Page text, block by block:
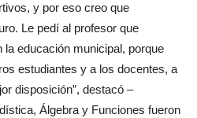
y por eso creo que
Le pedí al profesor que
educación municipal, porque
estudiantes y a los docentes, a
disposición”, destacó –
Álgebra y Funciones fueron